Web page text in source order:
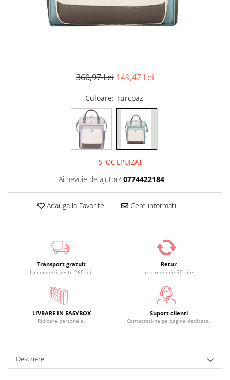
360,97 Lei 149,47 Lei
Culoare: Turcoaz
STOC EPUIZAT
Ai nevoie de ajutor? 0774422184
Adauga la Favorite Cere informatii
Transport gratuit
La comenzi peste 260 lei.
Retur
In termen de 30 zile.
LIVRARE IN EASYBOX
Ridicare personala.
Suport clienti
Contactati-ne pe pagina dedicata.
Descriere